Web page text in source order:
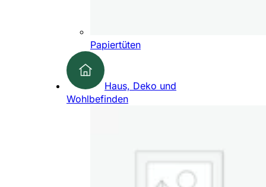
Papiertüten
Haus, Deko und
Wohlbefinden